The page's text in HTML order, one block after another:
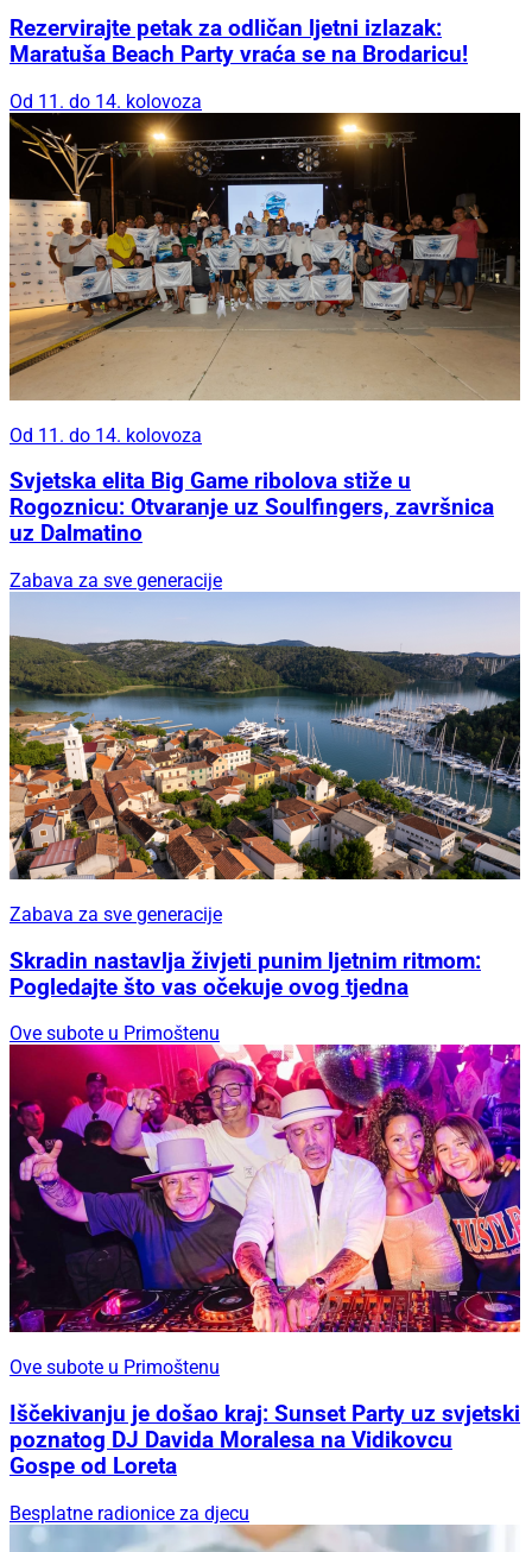
Rezervirajte petak za odličan ljetni izlazak:
Maratuša Beach Party vraća se na Brodaricu!
Od 11. do 14. kolovoza
Od 11. do 14. kolovoza
Svjetska elita Big Game ribolova stiže u
Rogoznicu: Otvaranje uz Soulfingers, završnica
uz Dalmatino
Zabava za sve generacije
Zabava za sve generacije
Skradin nastavlja živjeti punim ljetnim ritmom:
Pogledajte što vas očekuje ovog tjedna
Ove subote u Primoštenu
Ove subote u Primoštenu
Iščekivanju je došao kraj: Sunset Party uz svjetski
poznatog DJ Davida Moralesa na Vidikovcu
Gospe od Loreta
Besplatne radionice za djecu